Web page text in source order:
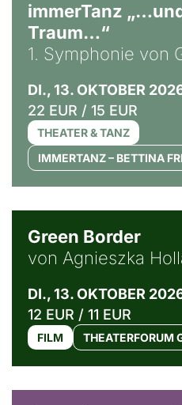
immerTanz
Traum…“
1. Symphonie von
DI., 13. OKTOBER
22 EUR / 15 EUR
THEATER & TANZ
IMMERTANZ – BETTINA
Green Border
von Agnieszka
DI., 13. OKTOBER
12 EUR / 11 EUR
FILM THEATERFORUM